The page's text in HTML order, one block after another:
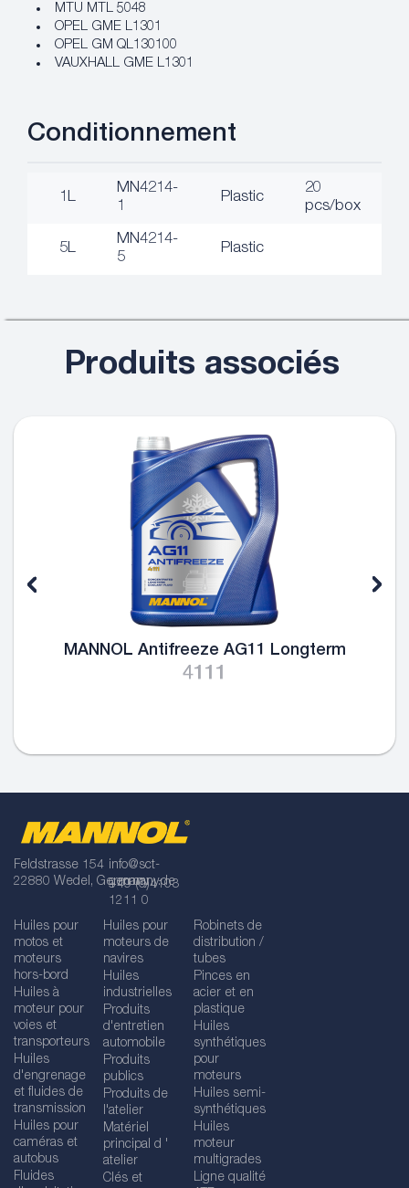
MTU MTL 5048
OPEL GME L1301
OPEL GM QL130100
VAUXHALL GME L1301
Conditionnement
1L
MN4214-
1
Plastic
20
pcs/box
5L
MN4214-
5
Plastic
Produits associés
MANNOL Antifreeze AG11 Longterm
4111
Feldstrasse 154
22880 Wedel, Germany
info@sct-
germany.de
+49 (0)4103
1211 0
Huiles pour
motos et
moteurs
hors-bord
Huiles à
moteur pour
voies et
transporteurs
Huiles
d'engrenage
et fluides de
transmission
Huiles pour
caméras et
autobus
Fluides
Huiles pour
moteurs de
navires
Huiles
industrielles
Produits
d'entretien
automobile
Produits
publics
Produits de
l'atelier
Matériel
principal d '
atelier
Clés et
Robinets de
distribution /
tubes
Pinces en
acier et en
plastique
Huiles
synthétiques
pour
moteurs
Huiles semi-
synthétiques
Huiles
moteur
multigrades
Ligne qualité